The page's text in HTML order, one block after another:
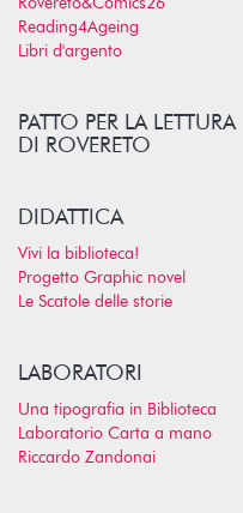
Rovereto&Comics26
Reading4Ageing
Libri d'argento
PATTO PER LA LETTURA
DI ROVERETO
DIDATTICA
Vivi la biblioteca!
Progetto Graphic novel
Le Scatole delle storie
LABORATORI
Una tipografia in Biblioteca
Laboratorio Carta a mano
Riccardo Zandonai